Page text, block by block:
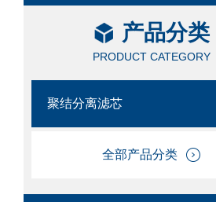
产品分类
PRODUCT CATEGORY
聚结分离滤芯
全部产品分类